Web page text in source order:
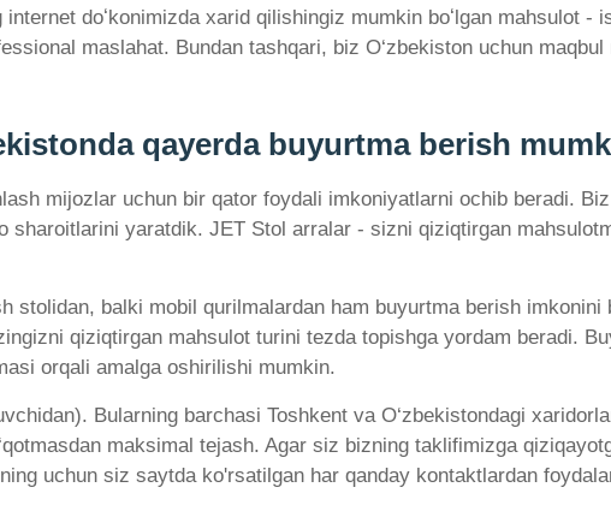
doʻkonimizda xarid qilishingiz mumkin boʻlgan mahsulot -
maslahat. Bundan tashqari, biz O‘zbekiston uchun
qayerda buyurtma berish
mijozlar uchun bir qator foydali imkoniyatlarni ochib beradi.
yaratdik. JET Stol arralar - sizni qiziqtirgan
balki mobil qurilmalardan ham buyurtma berish
qiziqtirgan mahsulot turini tezda topishga yordam beradi.
orqali amalga oshirilishi mumkin.
Bularning barchasi Toshkent va O‘zbekistondagi
maksimal tejash. Agar siz bizning taklifimizga
uchun siz saytda ko'rsatilgan har qanday kontaktlardan